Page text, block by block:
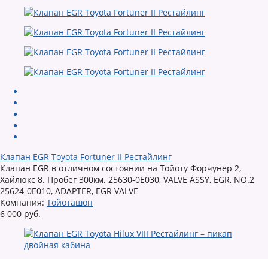
Клапан EGR Toyota Fortuner II Рестайлинг
Клапан EGR в отличном состоянии на Тойоту Форчунер 2,
Хайлюкс 8. Пробег 300км. 25630-0E030, VALVE ASSY, EGR, NO.2
25624-0E010, ADAPTER, EGR VALVE
Компания: Тойоташоп
6 000 руб.